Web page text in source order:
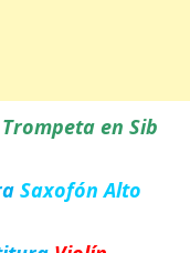
Trompeta en Sib
Saxofón Alto